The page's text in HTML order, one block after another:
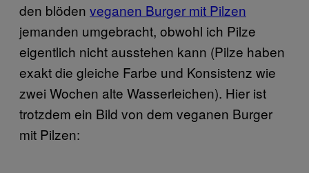
den blöden veganen Burger mit Pilzen
jemanden umgebracht, obwohl ich Pilze
eigentlich nicht ausstehen kann (Pilze haben
exakt die gleiche Farbe und Konsistenz wie
zwei Wochen alte Wasserleichen). Hier ist
trotzdem ein Bild von dem veganen Burger
mit Pilzen: